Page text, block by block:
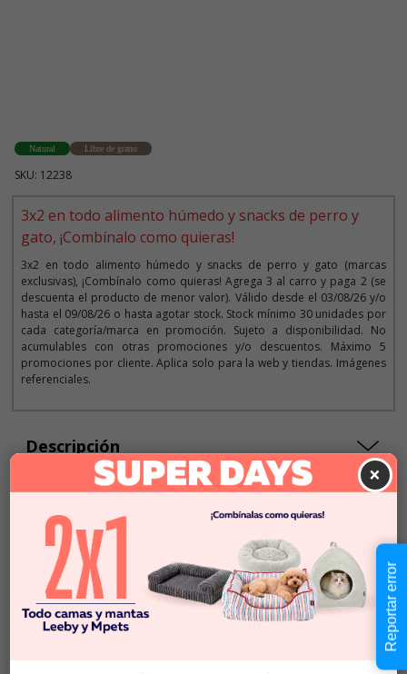
Natural Libre de grano
SKU: 12238
3x2 en todo alimento húmedo y snacks de perro y
gato, ¡Combínalo como quieras!
3x2 en todo alimento húmedo y snacks de perro y gato (marcas
exclusivas), ¡Combínalo como quieras! Agrega 3 al carro y paga 2 (se
descuenta el producto de menor valor). Válido desde el 03/08/26 y/o
hasta el 09/08/26 o hasta agotar stock. Stock mínimo 30 unidades por
cada categoría/marca en promoción. Sujeto a disponibilidad. No
acumulables con otras promociones y/o descuentos. Máximo 5
promociones por cliente. Aplica solo para la web y tiendas. Imágenes
referenciales.
Descripción
Cantidad:
-
En Stock
Añadir al carrito
×
Reportar error